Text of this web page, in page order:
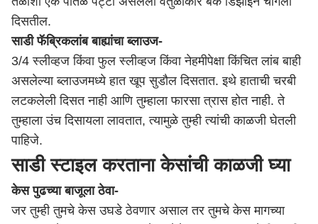
दिसतील.
साडी फॅब्रिकलांब बाह्यांचा ब्लाउज-
3/4 स्लीव्हज किंवा फुल स्लीव्हज किंवा नेहमीपेक्षा किंचित लांब बाही
असलेल्या ब्लाउजमध्ये हात खूप सुडौल दिसतात. इथे हाताची चरबी
लटकलेली दिसत नाही आणि तुम्हाला फारसा त्रास होत नाही. ते
तुम्हाला उंच दिसायला लावतात, त्यामुळे तुम्ही त्यांची काळजी घेतली
पाहिजे.
साडी स्टाइल करताना केसांची काळजी घ्या
केस पुढच्या बाजूला ठेवा-
जर तुम्ही तुमचे केस उघडे ठेवणार असाल तर तुमचे केस मागच्या